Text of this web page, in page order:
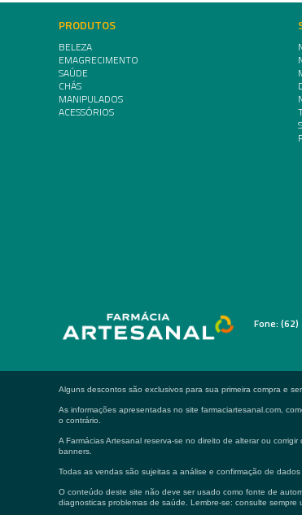
PRODUTOS
BELEZA
EMAGRECIMENTO
SAÚDE
CHÁS
MANIPULADOS
ACESSÓRIOS
Fone:
Alguns descontos são exclusivos para sua primeira compra e
As informações apresentadas no site farmaciartesanal.com,
o contrário.
A Farmácias Artesanal reserva-se no direito de alterar ou
banners.
Todas as vendas são sujeitas a análise e confirmação de
O conteúdo deste site não deve ser usado como fonte de
diagnosticas problemas de saúde. Lembre-se: consulte sempre